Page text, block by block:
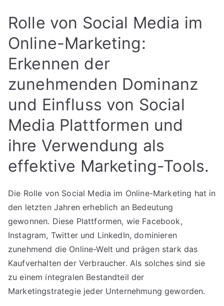
Rolle von Social Media im
Online-Marketing:
Erkennen der
zunehmenden Dominanz
und Einfluss von Social
Media Plattformen und
ihre Verwendung als
effektive Marketing-Tools.
Die Rolle von Social Media im Online-Marketing hat in
den letzten Jahren erheblich an Bedeutung
gewonnen. Diese Plattformen, wie Facebook,
Instagram, Twitter und LinkedIn, dominieren
zunehmend die Online-Welt und prägen stark das
Kaufverhalten der Verbraucher. Als solches sind sie
zu einem integralen Bestandteil der
Marketingstrategie jeder Unternehmung geworden.